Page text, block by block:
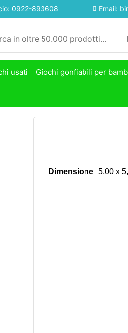
0922-893608 Email:
usati Giochi gonfiabili per
Dimensione 5,00 x